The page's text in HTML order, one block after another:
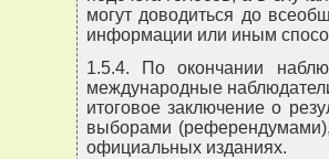
могут доводиться до
информации или иным
1.5.4. По окончании
международные
итоговое заключение о
выборами
официальных изданиях.